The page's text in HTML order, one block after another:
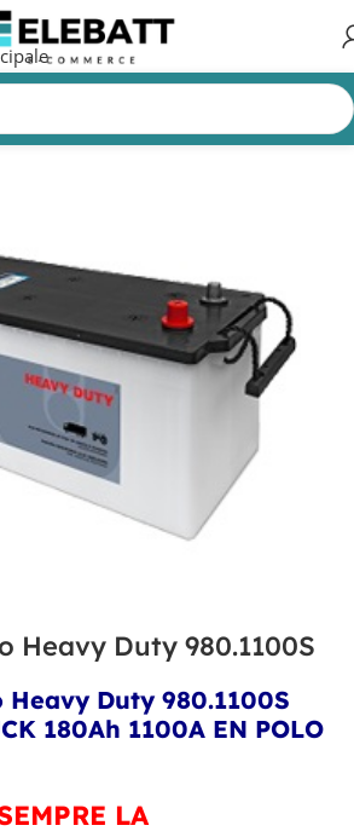
Camion/Batterie Avviamento Camion
Heavy Duty 980.1100S
Duty 980.1100S
180Ah 1100A EN POLO
LA